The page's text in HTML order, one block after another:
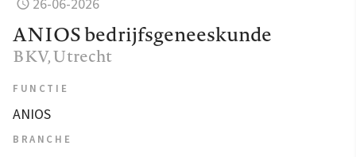
26-06-2026
ANIOS bedrijfsgeneeskunde
BKV, Utrecht
FUNCTIE
ANIOS
BRANCHE